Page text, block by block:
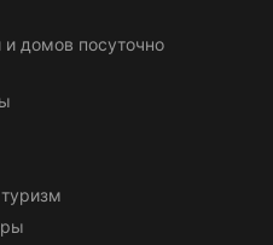
домов посуточно